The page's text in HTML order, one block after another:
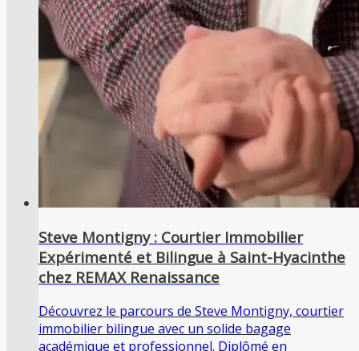
Steve Montigny : Courtier Immobilier
Expérimenté et Bilingue à Saint-Hyacinthe
chez REMAX Renaissance
Découvrez le parcours de Steve Montigny, courtier
immobilier bilingue avec un solide bagage
académique et professionnel. Diplômé en